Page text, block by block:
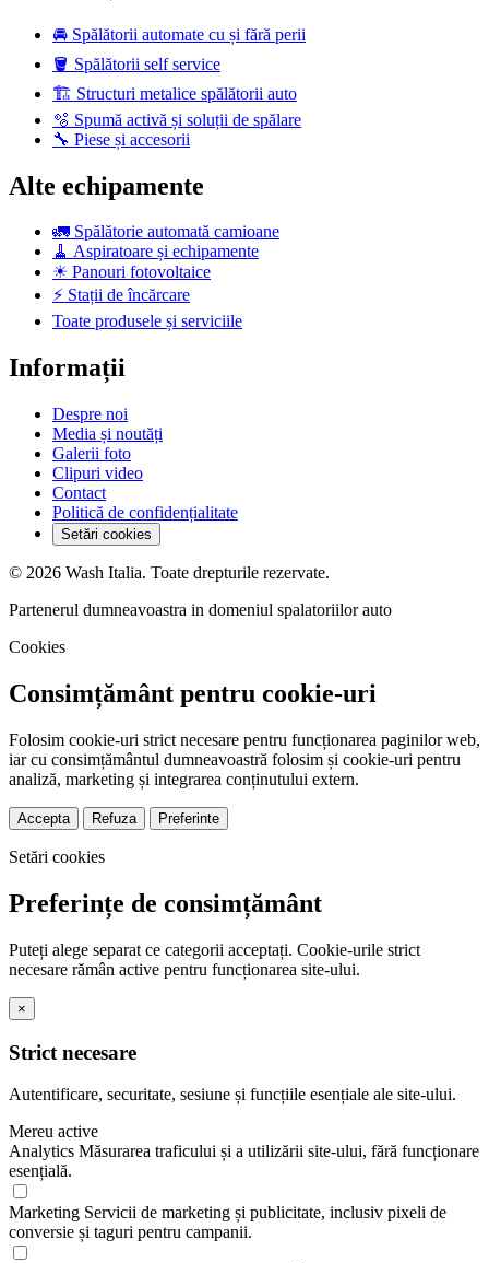
🚘 Spălătorii automate cu și fără perii
🪣 Spălătorii self service
🏗️ Structuri metalice spălătorii auto
🫧 Spumă activă și soluții de spălare
🔧 Piese și accesorii
Alte echipamente
🚛 Spălătorie automată camioane
🧹 Aspiratoare și echipamente
☀ Panouri fotovoltaice
⚡ Stații de încărcare
Toate produsele și serviciile
Informații
Despre noi
Media și noutăți
Galerii foto
Clipuri video
Contact
Politică de confidențialitate
Setări cookies
© 2026 Wash Italia. Toate drepturile rezervate.
Partenerul dumneavoastra in domeniul spalatoriilor auto
Cookies
Consimțământ pentru cookie-uri
Folosim cookie-uri strict necesare pentru funcționarea paginilor web,
iar cu consimțământul dumneavoastră folosim și cookie-uri pentru
analiză, marketing și integrarea conținutului extern.
Accepta Refuza Preferinte
Setări cookies
Preferințe de consimțământ
Puteți alege separat ce categorii acceptați. Cookie-urile strict
necesare rămân active pentru funcționarea site-ului.
×
Strict necesare
Autentificare, securitate, sesiune și funcțiile esențiale ale site-ului.
Mereu active
Analytics Măsurarea traficului și a utilizării site-ului, fără funcționare
esențială.
Marketing Servicii de marketing și publicitate, inclusiv pixeli de
conversie și taguri pentru campanii.